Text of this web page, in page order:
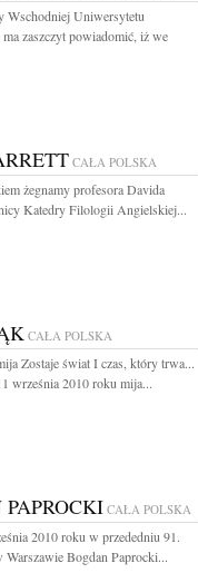
Wschodniej Uniwersytetu
zaszczyt powiadomić, iż we
CAŁA POLSKA
żegnamy profesora Davida
Katedry Filologii Angielskiej...
CAŁA POLSKA
Zostaje świat I czas, który trwa...
września 2010 roku mija...
CAŁA POLSKA
2010 roku w przededniu 91.
Warszawie Bogdan Paprocki...